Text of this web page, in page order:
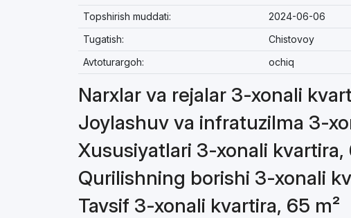
Topshirish muddati:
2024-06-06
Tugatish:
Chistovoy
Avtoturargoh:
ochiq
Narxlar va rejalar 3-xonali
Joylashuv va infratuzilma 3-
Xususiyatlari 3-xonali kvartira,
Qurilishning borishi 3-xonali
Tavsif 3-xonali kvartira, 65 m²